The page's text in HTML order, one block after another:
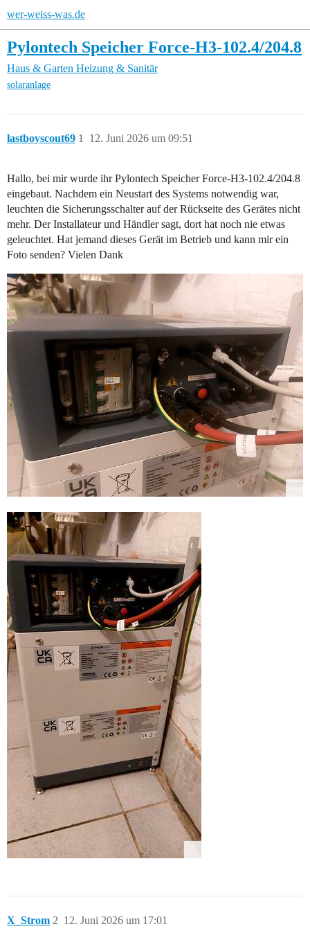
wer-weiss-was.de
Pylontech Speicher Force-H3-102.4/204.8
Haus & Garten Heizung & Sanitär
solaranlage
lastboyscout69 12. Juni 2026 um 09:51
1
Hallo, bei mir wurde ihr Pylontech Speicher Force-H3-102.4/204.8
eingebaut. Nachdem ein Neustart des Systems notwendig war,
leuchten die Sicherungsschalter auf der Rückseite des Gerätes nicht
mehr. Der Installateur und Händler sagt, dort hat noch nie etwas
geleuchtet. Hat jemand dieses Gerät im Betrieb und kann mir ein
Foto senden? Vielen Dank
X_Strom 12. Juni 2026 um 17:01
2